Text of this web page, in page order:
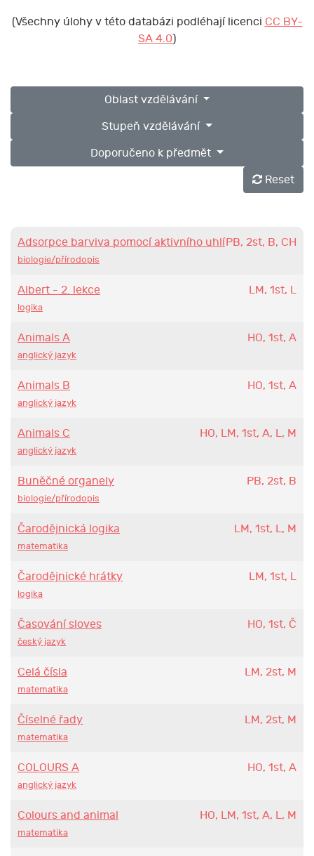
(Všechny úlohy v této databázi podléhají licenci CC BY-
SA 4.0)
Oblast vzdělávání
Stupeň vzdělávání
Doporučeno k předmět
Reset
Adsorpce barviva pomocí aktivního uhlíPB, 2st, B, CH
biologie/přírodopis
Albert - 2. lekce LM, 1st, L
logika
Animals A HO, 1st, A
anglický jazyk
Animals B HO, 1st, A
anglický jazyk
Animals C HO, LM, 1st, A, L, M
anglický jazyk
Buněčné organely PB, 2st, B
biologie/přírodopis
Čarodějnická logika LM, 1st, L, M
matematika
Čarodějnické hrátky LM, 1st, L
logika
Časování sloves HO, 1st, Č
český jazyk
Celá čísla LM, 2st, M
matematika
Číselné řady LM, 2st, M
matematika
COLOURS A HO, 1st, A
anglický jazyk
Colours and animal HO, LM, 1st, A, L, M
matematika